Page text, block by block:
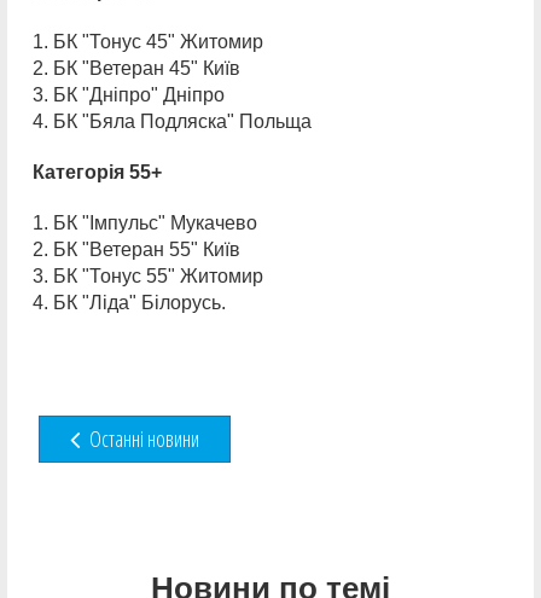
1. БК "Тонус 45" Житомир
2. БК "Ветеран 45" Київ
3. БК "Дніпро" Дніпро
4. БК "Бяла Подляска" Польща
Категорія 55+
1. БК "Імпульс" Мукачево
2. БК "Ветеран 55" Київ
3. БК "Тонус 55" Житомир
4. БК "Ліда" Білорусь.
Останні новини
Новини по темі